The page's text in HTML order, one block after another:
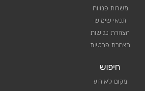
משרות פנויות
תנאי שימוש
הצהרת נגישות
הצהרת פרטיות
חיפוש
מקום לאירוע